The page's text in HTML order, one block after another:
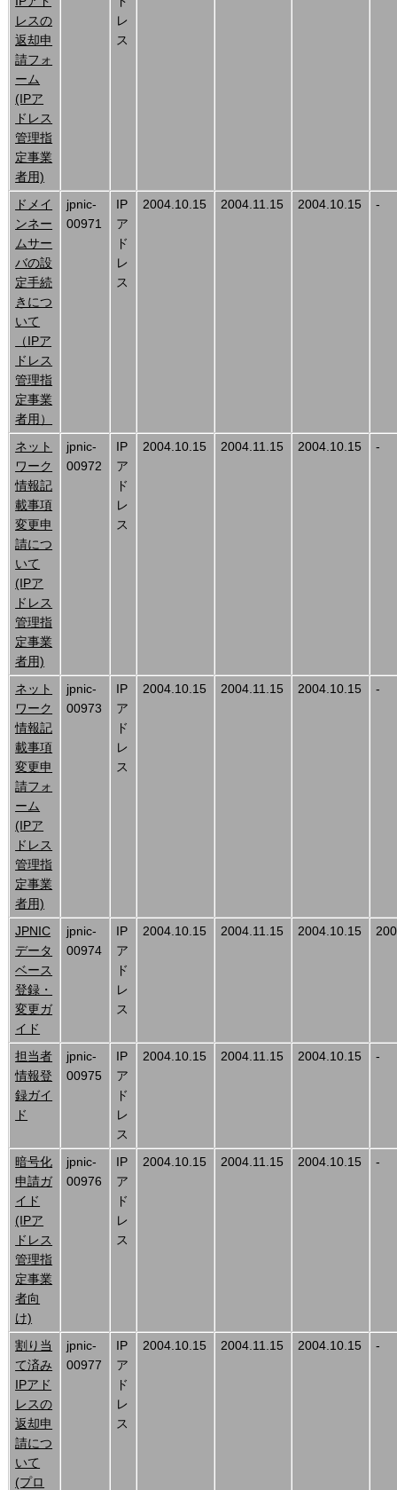
レスの
返却申
請フォ
ーム
(IPア
ドレス
管理指
定事業
者用)
レ
ス
ドメイ
ンネー
ムサー
バの設
定手続
きにつ
いて
（IPア
ドレス
管理指
定事業
者用）
jpnic-
00971
IP
ア
ド
レ
ス
2004.10.15 2004.11.15 2004.10.15 -
ネット
ワーク
情報記
載事項
変更申
請につ
いて
(IPア
ドレス
管理指
定事業
者用)
jpnic-
00972
IP
ア
ド
レ
ス
2004.10.15 2004.11.15 2004.10.15 -
ネット
ワーク
情報記
載事項
変更申
請フォ
ーム
(IPア
ドレス
管理指
定事業
者用)
jpnic-
00973
IP
ア
ド
レ
ス
2004.10.15 2004.11.15 2004.10.15 -
JPNIC
データ
ベース
登録・
変更ガ
イド
jpnic-
00974
IP
ア
ド
レ
ス
2004.10.15 2004.11.15 2004.10.15
担当者
情報登
録ガイ
ド
jpnic-
00975
IP
ア
ド
レ
ス
2004.10.15 2004.11.15 2004.10.15 -
暗号化
申請ガ
イド
(IPア
ドレス
管理指
定事業
者向
け)
jpnic-
00976
IP
ア
ド
レ
ス
2004.10.15 2004.11.15 2004.10.15 -
割り当
て済み
IPアド
レスの
返却申
請につ
いて
(プロ
jpnic-
00977
IP
ア
ド
レ
ス
2004.10.15 2004.11.15 2004.10.15 -